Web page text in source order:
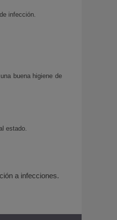
infección.
buena higiene de
estado.
a infecciones.